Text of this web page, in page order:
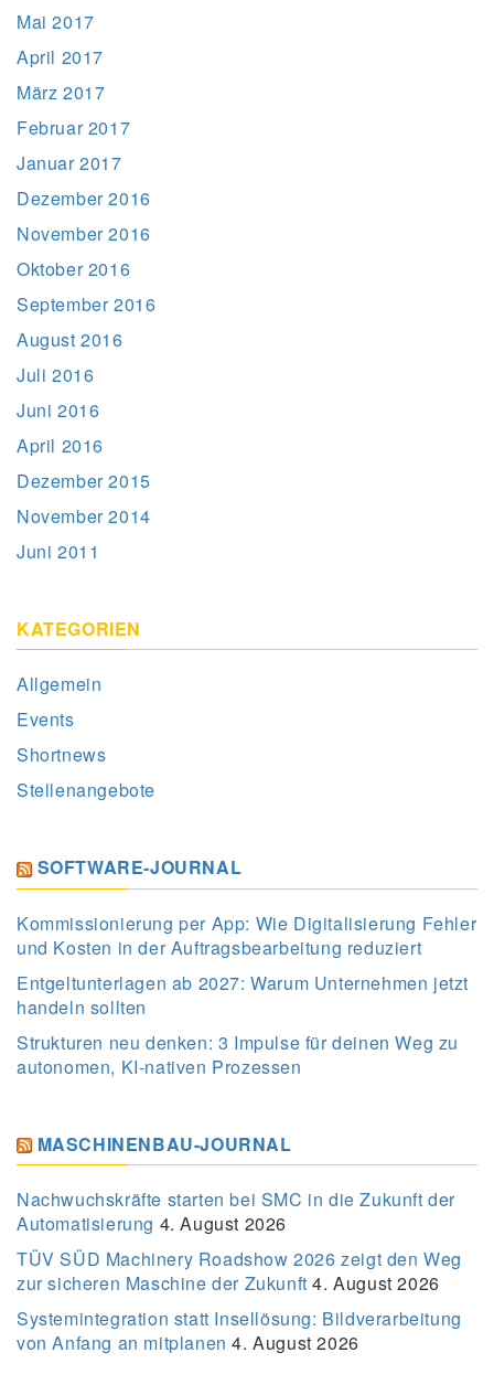
Mai 2017
April 2017
März 2017
Februar 2017
Januar 2017
Dezember 2016
November 2016
Oktober 2016
September 2016
August 2016
Juli 2016
Juni 2016
April 2016
Dezember 2015
November 2014
Juni 2011
KATEGORIEN
Allgemein
Events
Shortnews
Stellenangebote
SOFTWARE-JOURNAL
Kommissionierung per App: Wie Digitalisierung Fehler
und Kosten in der Auftragsbearbeitung reduziert
Entgeltunterlagen ab 2027: Warum Unternehmen jetzt
handeln sollten
Strukturen neu denken: 3 Impulse für deinen Weg zu
autonomen, KI-nativen Prozessen
MASCHINENBAU-JOURNAL
Nachwuchskräfte starten bei SMC in die Zukunft der
Automatisierung 4. August 2026
TÜV SÜD Machinery Roadshow 2026 zeigt den Weg
zur sicheren Maschine der Zukunft 4. August 2026
Systemintegration statt Insellösung: Bildverarbeitung
von Anfang an mitplanen 4. August 2026